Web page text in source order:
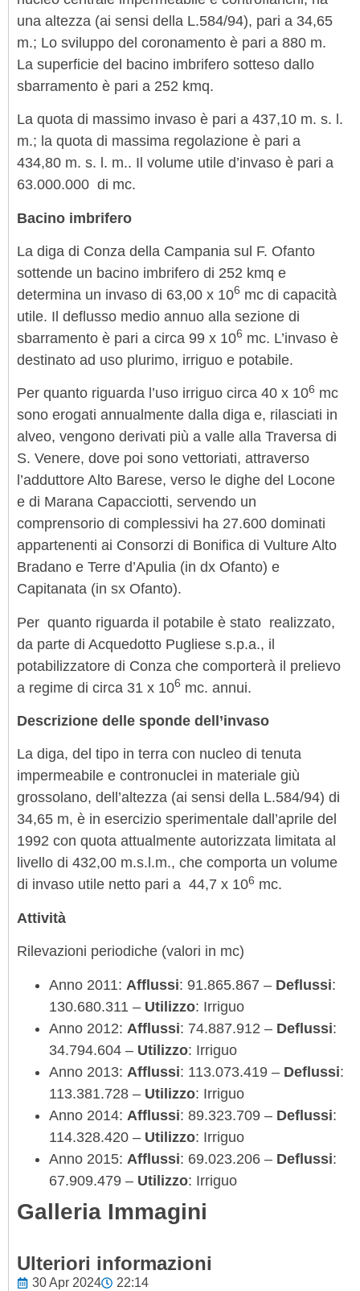
una altezza (ai sensi della L.584/94), pari a 34,65
m.; Lo sviluppo del coronamento è pari a 880 m.
La superficie del bacino imbrifero sotteso dallo
sbarramento è pari a 252 kmq.
La quota di massimo invaso è pari a 437,10 m. s. l.
m.; la quota di massima regolazione è pari a
434,80 m. s. l. m.. Il volume utile d’invaso è pari a
63.000.000 di mc.
Bacino imbrifero
La diga di Conza della Campania sul F. Ofanto
sottende un bacino imbrifero di 252 kmq e
determina un invaso di 63,00 x 106 mc di capacità
utile. Il deflusso medio annuo alla sezione di
sbarramento è pari a circa 99 x 106 mc. L’invaso è
destinato ad uso plurimo, irriguo e potabile.
Per quanto riguarda l’uso irriguo circa 40 x 106 mc
sono erogati annualmente dalla diga e, rilasciati in
alveo, vengono derivati più a valle alla Traversa di
S. Venere, dove poi sono vettoriati, attraverso
l’adduttore Alto Barese, verso le dighe del Locone
e di Marana Capacciotti, servendo un
comprensorio di complessivi ha 27.600 dominati
appartenenti ai Consorzi di Bonifica di Vulture Alto
Bradano e Terre d’Apulia (in dx Ofanto) e
Capitanata (in sx Ofanto).
Per quanto riguarda il potabile è stato realizzato,
da parte di Acquedotto Pugliese s.p.a., il
potabilizzatore di Conza che comporterà il prelievo
a regime di circa 31 x 106 mc. annui.
Descrizione delle sponde dell’invaso
La diga, del tipo in terra con nucleo di tenuta
impermeabile e contronuclei in materiale giù
grossolano, dell’altezza (ai sensi della L.584/94) di
34,65 m, è in esercizio sperimentale dall’aprile del
1992 con quota attualmente autorizzata limitata al
livello di 432,00 m.s.l.m., che comporta un volume
di invaso utile netto pari a 44,7 x 106 mc.
Attività
Rilevazioni periodiche (valori in mc)
Anno 2011: Afflussi: 91.865.867 – Deflussi:
130.680.311 – Utilizzo: Irriguo
Anno 2012: Afflussi: 74.887.912 – Deflussi:
34.794.604 – Utilizzo: Irriguo
Anno 2013: Afflussi: 113.073.419 – Deflussi:
113.381.728 – Utilizzo: Irriguo
Anno 2014: Afflussi: 89.323.709 – Deflussi:
114.328.420 – Utilizzo: Irriguo
Anno 2015: Afflussi: 69.023.206 – Deflussi:
67.909.479 – Utilizzo: Irriguo
Galleria Immagini
Ulteriori informazioni
30 Apr 2024 22:14